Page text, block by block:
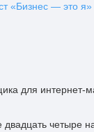
«Бизнес — это я»
для интернет-
двадцать четыре